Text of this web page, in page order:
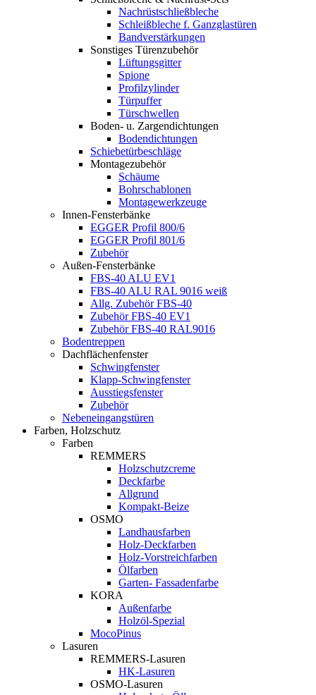
Nachrüstschließbleche
Schleißbleche f. Ganzglastüren
Bandverstärkungen
Sonstiges Türenzubehör
Lüftungsgitter
Spione
Profilzylinder
Türpuffer
Türschwellen
Boden- u. Zargendichtungen
Bodendichtungen
Schiebetürbeschläge
Montagezubehör
Schäume
Bohrschablonen
Montagewerkzeuge
Innen-Fensterbänke
EGGER Profil 800/6
EGGER Profil 801/6
Zubehör
Außen-Fensterbänke
FBS-40 ALU EV1
FBS-40 ALU RAL 9016 weiß
Allg. Zubehör FBS-40
Zubehör FBS-40 EV1
Zubehör FBS-40 RAL9016
Bodentreppen
Dachflächenfenster
Schwingfenster
Klapp-Schwingfenster
Ausstiegsfenster
Zubehör
Nebeneingangstüren
Farben, Holzschutz
Farben
REMMERS
Holzschutzcreme
Deckfarbe
Allgrund
Kompakt-Beize
OSMO
Landhausfarben
Holz-Deckfarben
Holz-Vorstreichfarben
Ölfarben
Garten- Fassadenfarbe
KORA
Außenfarbe
Holzöl-Spezial
MocoPinus
Lasuren
REMMERS-Lasuren
HK-Lasuren
OSMO-Lasuren